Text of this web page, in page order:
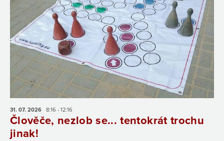
31. 07. 2026 8:16 - 12:16
Člověče, nezlob se... tentokrát trochu
jinak!